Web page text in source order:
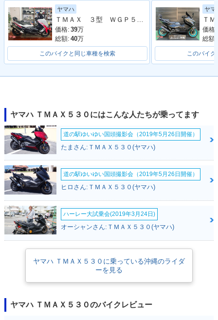
2018年 TMAX530
DX ABS・カラーチ
ェンジ
チェンジ
DX ABS・フルモデ
ルチェンジ
ラーチェンジ
2015年 TMAX530 A
BS・マイナーチェン
ジ
2014年 TMAX530 A
BS BRONZE MA
X・追加
2014年 TMAX530 A
BS BLACK MAX
2014年 TMAX530
BS BLACK MAX・
ヤマハ
ＴＭＡＸ ３型 ＷＧＰ５０ｔｈ Ａｎｎｉｖｅｒｓａｒｙ Ｅｄｉｔｉｏｎ リアＢＯＸ＆バックレスト ＥＴＣ
価格: 39万
総額: 40万
このバイクと同じ車種を検索
ヤマ
価格:
総額:
このバイク
ヤマハ ＴＭＡＸ５３０にはこんな人たちが乗ってます
道の駅ゆいゆい国頭撮影会（2019年5月26日開催）
たまさん:ＴＭＡＸ５３０(ヤマハ)
道の駅ゆいゆい国頭撮影会（2019年5月26日開催）
ヒロさん:ＴＭＡＸ５３０(ヤマハ)
ハーレー大試乗会(2019年3月24日)
オーシャンさん:ＴＭＡＸ５３０(ヤマハ)
ヤマハ ＴＭＡＸ５３０に乗っている沖縄のライダ
ーを見る
ヤマハ ＴＭＡＸ５３０のバイクレビュー